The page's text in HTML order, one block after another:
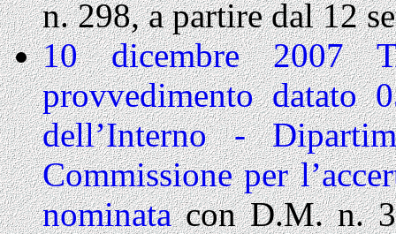
n. 298, a partire dal 12
10 dicembre 2007
provvedimento datato
dell’Interno -
Commissione per
nominatacon D.M. n.